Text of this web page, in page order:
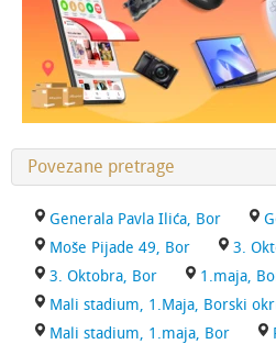
Povezane pretrage
Generala Pavla Ilića, Bor
Moše Pijade 49, Bor
3.
3. Oktobra, Bor
1.maja,
Mali stadium, 1.Maja, Borski
Mali stadium, 1.maja, Bor